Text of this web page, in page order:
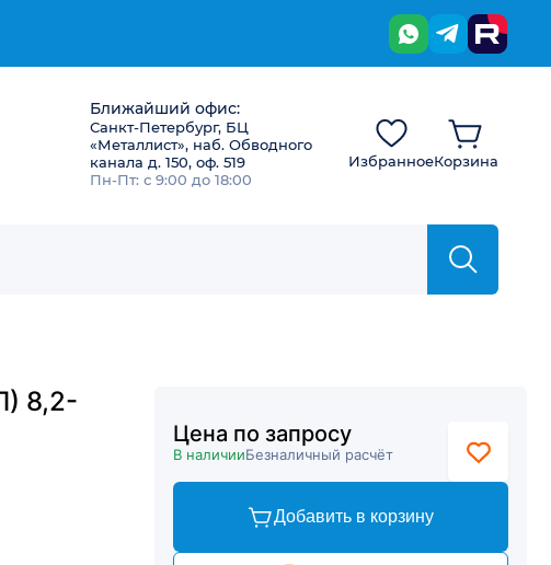
Ближайший офис:
Санкт-Петербург, БЦ
«Металлист», наб. Обводного
канала д. 150, оф. 519
Пн-Пт: с 9:00 до 18:00
ИзбранноеКорзина
8,2-
Цена по запросу
В наличииБезналичный расчёт
Добавить в корзину